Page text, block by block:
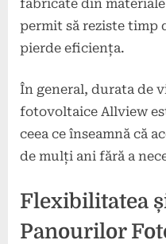
fabricate din
permit să reziste timp
pierde eficiența.
În general, durata de
fotovoltaice Allview
ceea ce înseamnă că
de mulți ani fără a
Flexibilitatea
Panourilor